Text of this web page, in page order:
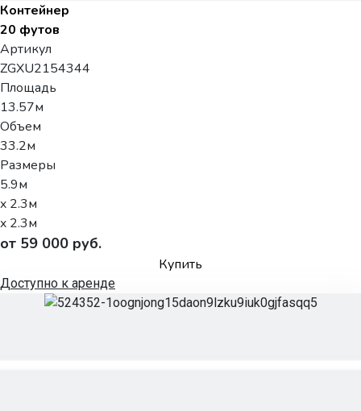
Контейнер
20 футов
Артикул
ZGXU2154344
Площадь
13.57м
Объем
33.2м
Размеры
5.9м
x 2.3м
x 2.3м
от 59 000 руб.
Купить
Доступно к аренде